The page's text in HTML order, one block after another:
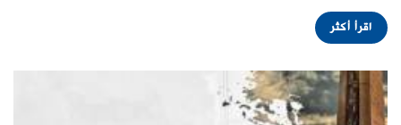
اقرأ أكثر